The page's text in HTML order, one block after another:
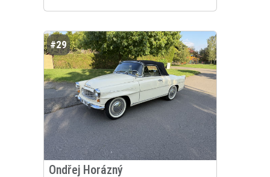
#29
Ondřej Horázný